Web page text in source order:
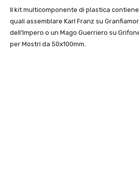
Il kit multicomponente di plastica
quali assemblare Karl Franz su
dell'Impero o un Mago Guerriero su
per Mostri da 50x100mm.